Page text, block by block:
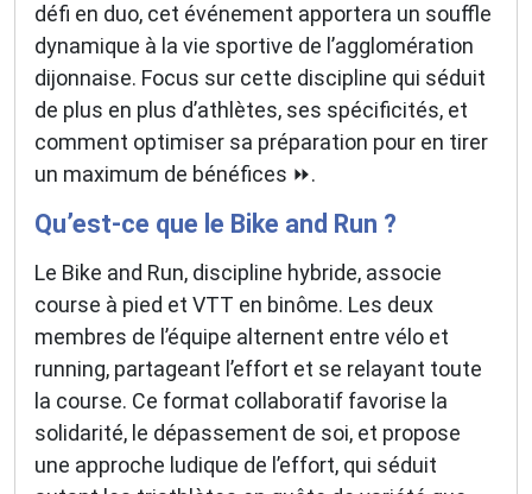
défi en duo, cet événement apportera un souffle
dynamique à la vie sportive de l’agglomération
dijonnaise. Focus sur cette discipline qui séduit
de plus en plus d’athlètes, ses spécificités, et
comment optimiser sa préparation pour en tirer
un maximum de bénéfices ⏩.
Qu’est-ce que le Bike and Run ?
Le Bike and Run, discipline hybride, associe
course à pied et VTT en binôme. Les deux
membres de l’équipe alternent entre vélo et
running, partageant l’effort et se relayant toute
la course. Ce format collaboratif favorise la
solidarité, le dépassement de soi, et propose
une approche ludique de l’effort, qui séduit